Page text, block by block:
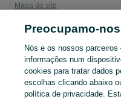
Mapa do site
Mapa de mini-sites
Pesquisas populares
Preocupamo-
Nós e os nossos parceiros
informações num
cookies para tratar dados
escolhas clicando abaixo
política de privacidade.